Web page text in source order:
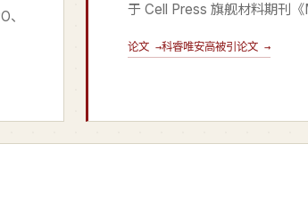
于 Cell Press 旗舰材料期刊《
论文 →科睿唯安高被引论文 →